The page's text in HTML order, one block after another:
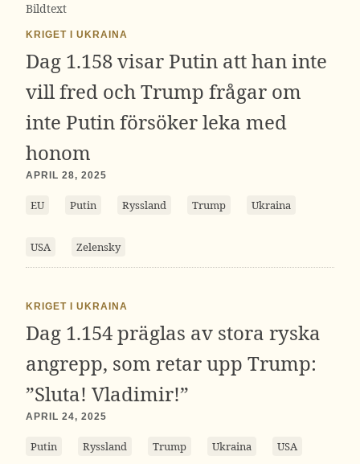
Bildtext
KRIGET I UKRAINA
Dag 1.158 visar Putin att han inte
vill fred och Trump frågar om
inte Putin försöker leka med
honom
APRIL 28, 2025
EU Putin Ryssland Trump Ukraina
USA Zelensky
KRIGET I UKRAINA
Dag 1.154 präglas av stora ryska
angrepp, som retar upp Trump:
”Sluta! Vladimir!”
APRIL 24, 2025
Putin Ryssland Trump Ukraina USA